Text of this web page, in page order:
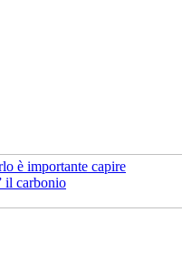
è importante capire
il carbonio